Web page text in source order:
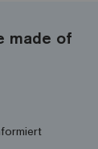
made of